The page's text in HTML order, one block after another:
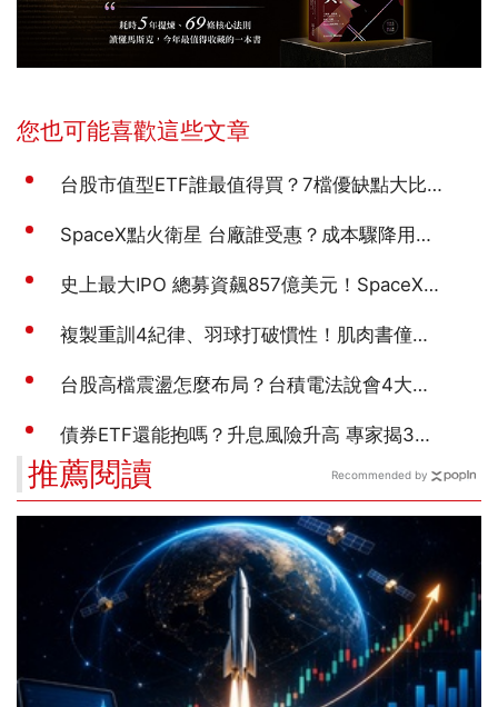
推薦閱讀 Recommended by